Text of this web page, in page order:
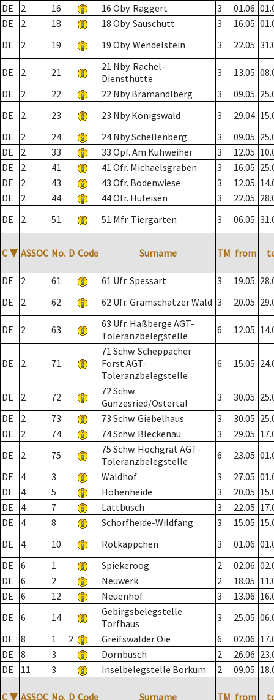
DE
2 16 16 Oby. Raggert 3 01.06.
DE
2 18 18 Oby. Sauschütt 3 16.05.
DE
2 19 19 Oby. Wendelstein 3 22.05.
DE 2 21
21 Nby. Rachel-
Diensthütte
3 13.05.
DE
2 22 22 Nby Bramandlberg 3 09.05.
DE
2 23 23 Nby Königswald 3 29.04.
DE
2 24 24 Nby Schellenberg 3 09.05.
DE
2 33 33 Opf. Am Kühweiher 3 12.05.
DE
2 41 41 Ofr. Michaelsgraben 3 16.05.
DE
2 43 43 Ofr. Bodenwiese 3 12.05.
DE
2 44 44 Ofr. Hufeisen 3 22.05.
DE
2 51 51 Mfr. Tiergarten 3 06.05.
C ▼ ASSOC No. D Code Surname TM from
DE 2 61 61 Ufr. Spessart 3 19.05.
DE
2 62 62 Ufr. Gramschatzer Wald 3 20.05.
DE 2 63
63 Ufr. Haßberge AGT-
Toleranzbelegstelle
6 12.05.
DE 2 71
71 Schw. Scheppacher
Forst AGT-
Toleranzbelegstelle
6 15.05.
DE 2 72
72 Schw.
Gunzesried/Ostertal
3 30.05.
DE
2 73 73 Schw. Giebelhaus 3 30.05.
DE
2 74 74 Schw. Bleckenau 3 29.05.
DE
2 75
75 Schw. Hochgrat AGT-
Toleranzbelegstelle
6 23.05.
DE
4 3 Waldhof 3 27.05.
DE
4 5 Hohenheide 3 20.05.
DE
4 7 Lattbusch 3 22.05.
DE
4 8 Schorfheide-Wildfang 3 15.05.
DE
4 10 Rotkäppchen 3 01.06.
DE
6 1 Spiekeroog 2 02.06.
DE
6 2 Neuwerk 2 18.05.
DE
6 12 Neuenhof 3 13.06.
DE
6 14
Gebirgsbelegstelle
Torfhaus
3 25.05.
DE
8 1 2 Greifswalder Oie 6 02.06.
DE
8 3 Dornbusch 2 26.06.
DE
11 3 Inselbelegstelle Borkum 2 09.05.
C ▼ ASSOC No. D Code Surname TM from